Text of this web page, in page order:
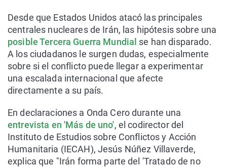
Desde que Estados Unidos atacó las principales
centrales nucleares de Irán, las hipótesis sobre una
posible Tercera Guerra Mundial se han disparado.
A los ciudadanos le surgen dudas, especialmente
sobre si el conflicto puede llegar a experimentar
una escalada internacional que afecte
directamente a su país.
En declaraciones a Onda Cero durante una
entrevista en 'Más de uno', el codirector del
Instituto de Estudios sobre Conflictos y Acción
Humanitaria (IECAH), Jesús Núñez Villaverde,
explica que "Irán forma parte del 'Tratado de no